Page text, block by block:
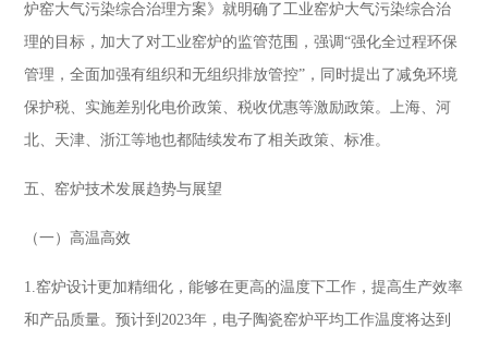
炉窑大气污染综合治理方案》就明确了工业窑炉大气污染综合治
理的目标，加大了对工业窑炉的监管范围，强调“强化全过程环保
管理，全面加强有组织和无组织排放管控”，同时提出了减免环境
保护税、实施差别化电价政策、税收优惠等激励政策。上海、河
北、天津、浙江等地也都陆续发布了相关政策、标准。
五、窑炉技术发展趋势与展望
（一）高温高效
1.窑炉设计更加精细化，能够在更高的温度下工作，提高生产效率
和产品质量。预计到2023年，电子陶瓷窑炉平均工作温度将达到